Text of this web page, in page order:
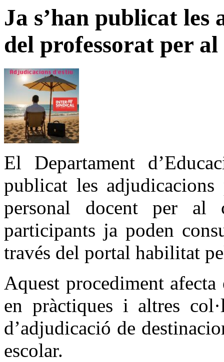
Ja s’han publicat
del professorat per al
El Departament
publicat les
personal docent per al
participants ja poden
través del portal habilitat
Aquest procediment
en pràctiques i altres
d’adjudicació de
escolar.